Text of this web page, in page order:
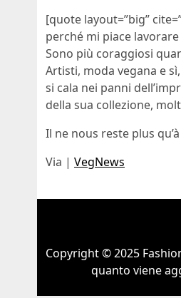
[quote layout=”big”
perché mi piace
Sono più coraggiosi
Artisti, moda vegana e
si cala nei panni
della sua collezione,
Il ne nous reste plus
Via | VegNews
Copyright © 2025
quanto viene